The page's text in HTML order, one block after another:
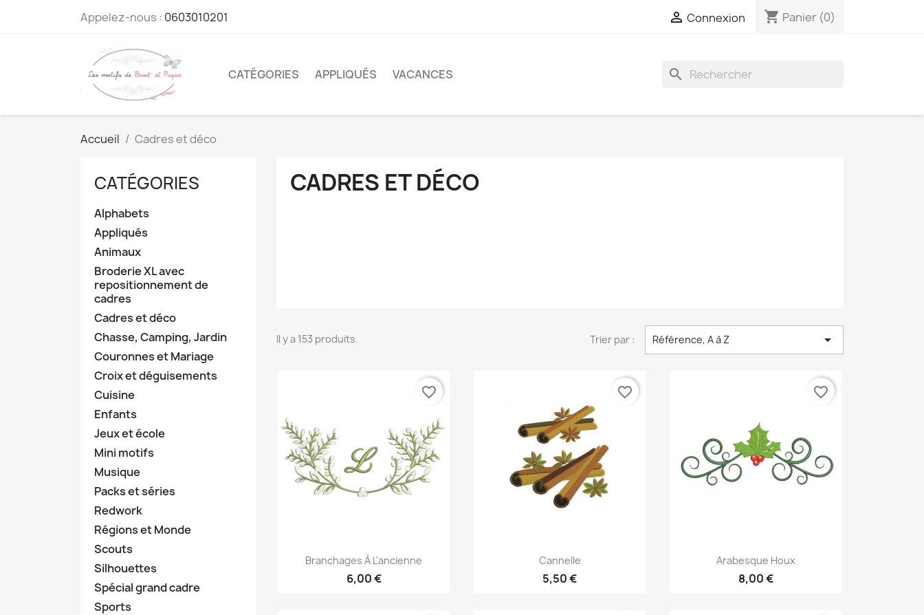
Appelez-nous : 0603010201  Connexion shopping_cart Panier (0)
search
CATÉGORIES APPLIQUÉS VACANCES
Accueil Cadres et déco
CATÉGORIES
Alphabets
Appliqués
Animaux
Broderie XL avec
repositionnement de
cadres
Cadres et déco
Chasse, Camping, Jardin
Couronnes et Mariage
Croix et déguisements
Cuisine
Enfants
Jeux et école
Mini motifs
Musique
Packs et séries
Redwork
Régions et Monde
Scouts
Silhouettes
Spécial grand cadre
Sports
CADRES ET DÉCO
Il y a 153 produits. Trier par : Référence, A à Z 
Aperçu rapide
Branchages À L'ancienne
6,00 €
favorite_border
Aperçu rapide
Cannelle
5,50 €
favorite_border
Aperçu rapide
Arabesque Houx
8,00 €
favorite_border